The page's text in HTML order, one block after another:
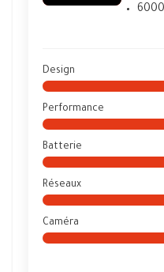
Design
Performance
Batterie
Réseaux
Caméra